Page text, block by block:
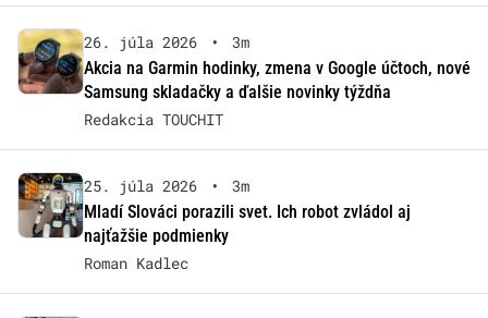
26. júla 2026 •
3m
Akcia na Garmin hodinky, zmena v Google účtoch, nové
Samsung skladačky a ďalšie novinky týždňa
Redakcia TOUCHIT
25. júla 2026 •
3m
Mladí Slováci porazili svet. Ich robot zvládol aj
najťažšie podmienky
Roman Kadlec